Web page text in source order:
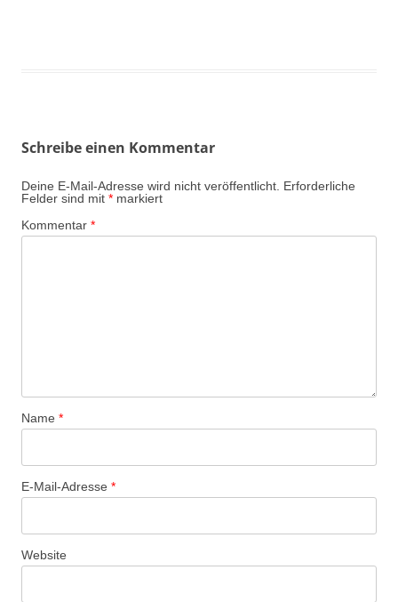
Schreibe einen Kommentar
Deine E-Mail-Adresse wird nicht veröffentlicht. Erforderliche
Felder sind mit * markiert
Kommentar *
Name *
E-Mail-Adresse *
Website